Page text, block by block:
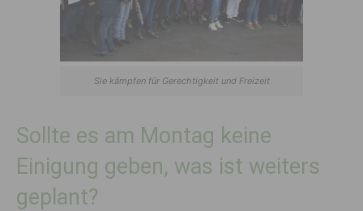
Sie kämpfen für Gerechtigkeit und Freizeit
Sollte es am Montag keine
Einigung geben, was ist weiters
geplant?